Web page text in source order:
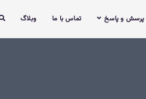
پرسش و پاسخ تماس با ما وبلاگ